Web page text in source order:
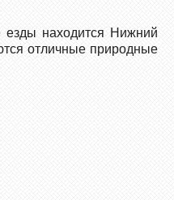
езды находится Нижний
отличные природные